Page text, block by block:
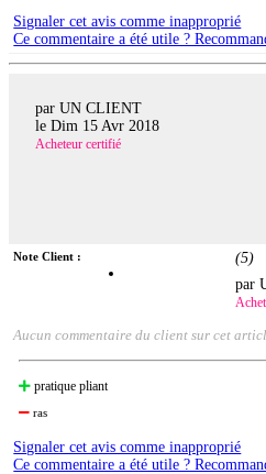
Signaler cet avis comme inapproprié
Ce commentaire a été utile ?
par UN CLIENT
le Dim 15 Avr 2018
Acheteur certifié
Note Client : (5)
par
Aucun commentaire du client sur cet
pratique pliant
ras
Signaler cet avis comme inapproprié
Ce commentaire a été utile ?